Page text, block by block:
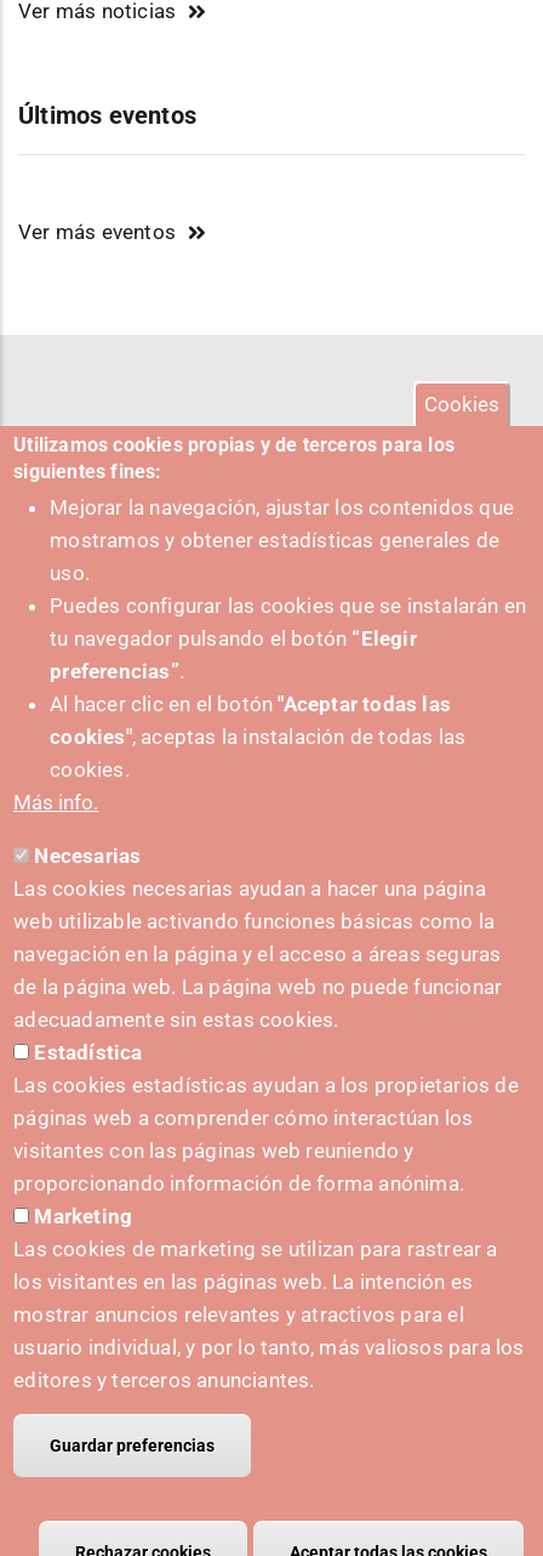
Ver más noticias
Últimos eventos
Ver más eventos
SUSTATZAILEA
HARREMANETARAKO
hola@irisnavarra.com
(+34) 628 23 12 32
C. del Sadar, 31006 Pamplona
Harremanetarako formularioa
Prentsa-kita
HASIERA EMATEA
Navarra Cybersecurity Center
Spain Living Lab
Ekintzailetza babestea
© Copyright Polo IRIS.Aviso legal
Política de privacidad
Política de cookies
Cookies
Utilizamos cookies propias y de terceros para los
siguientes fines:
Mejorar la navegación, ajustar los contenidos que
mostramos y obtener estadísticas generales de
uso.
Puedes configurar las cookies que se instalarán en
tu navegador pulsando el botón “Elegir
preferencias”.
Al hacer clic en el botón"Aceptar todas las
cookies", aceptas la instalación de todas las
cookies.
Más info.
Necesarias
Las cookies necesarias ayudan a hacer una página
web utilizable activando funciones básicas como la
navegación en la página y el acceso a áreas seguras
de la página web. La página web no puede funcionar
adecuadamente sin estas cookies.
Estadística
Las cookies estadísticas ayudan a los propietarios de
páginas web a comprender cómo interactúan los
visitantes con las páginas web reuniendo y
proporcionando información de forma anónima.
Marketing
Las cookies de marketing se utilizan para rastrear a
los visitantes en las páginas web. La intención es
mostrar anuncios relevantes y atractivos para el
usuario individual, y por lo tanto, más valiosos para los
editores y terceros anunciantes.
Guardar preferencias